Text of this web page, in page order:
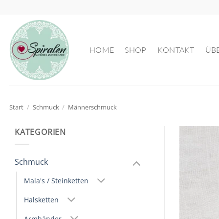
springen
HOME SHOP KONTAKT
Start / Schmuck / Männerschmuck
KATEGORIEN
Schmuck
Mala's / Steinketten
Halsketten